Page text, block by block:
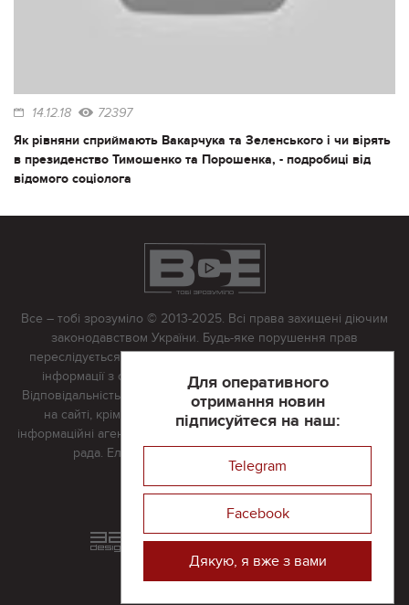
14.12.18 72397
Як рівняни сприймають Вакарчука та Зеленського і чи вірять
в президенство Тимошенко та Порошенка, - подробиці від
відомого соціолога
Для оперативного
отримання новин
підписуйтеся на наш:
Telegram
Facebook
Дякую, я вже з вами
Все – тобі зрозуміло © 2013-2025. Всі права захищені діючим
законодавством України. Будь-яке порушення прав
переслідується в судовому порядку. Будь-яке відтворення
інформації з сайту тільки з письмово дозволу редакції.
Відповідальність за достовірність усіх матеріалів, розміщених
на сайті, крім матеріалів, які містять посилання на інші
інформаційні агентства або інтернет-видання, несе редакційна
рада. Електронна пошта:
Реклама на сайті
Розроблений та підтримується